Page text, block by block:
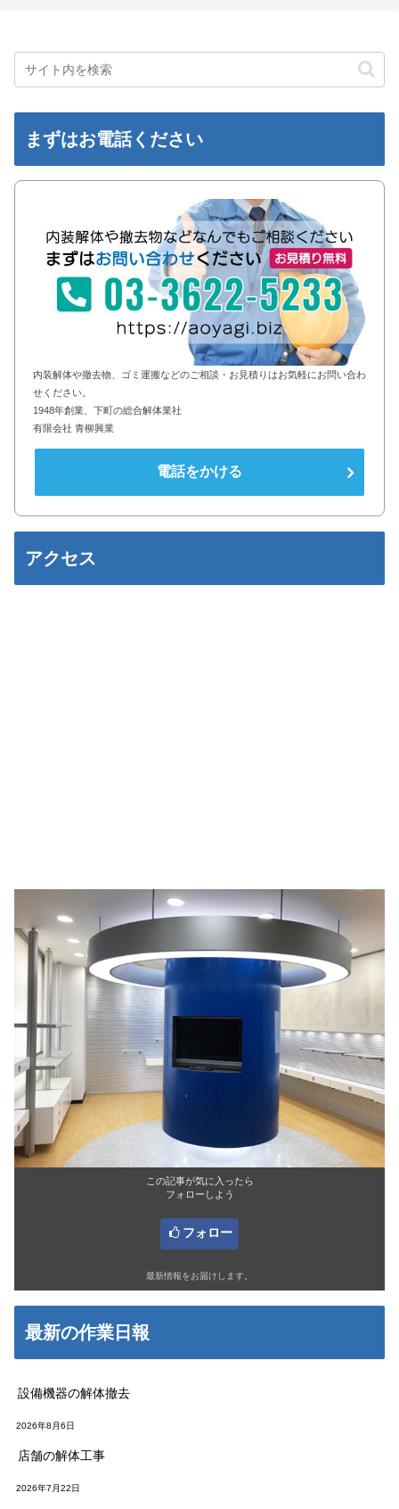
まずはお電話ください
内装解体や撤去物、ゴミ運搬などのご相談・お見積りはお気軽にお問い合わ
せください。
1948年創業、下町の総合解体業社
有限会社 青柳興業
電話をかける
アクセス
この記事が気に入ったら
フォローしよう
フォロー
最新情報をお届けします。
最新の作業日報
設備機器の解体撤去
2026年8月6日
店舗の解体工事
2026年7月22日